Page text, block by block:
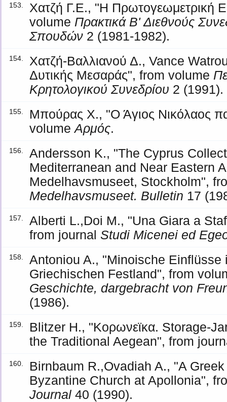
153.
Χατζή Γ.Ε., "Η Πρωτογεωμετρική
volume Πρακτικά Β' Διεθνούς
Σπουδών 2 (1981-1982).
154.
Χατζή-Βαλλιανού Δ., Vance
Δυτικής Μεσαράς", from volume
Κρητολογικού Συνεδρίου 2 (1991).
155.
Μπούρας Χ., "Ο Άγιος Νικόλαος
volumeΑρμός.
156.
Andersson K., "The Cyprus
Mediterranean and Near Eastern
Medelhavsmuseet, Stockholm",
Medelhavsmuseet. Bulletin 17
157.
Alberti L.,Doi M., "Una Giara a
from journalStudi Micenei ed
158.
Antoniou A., "Minoische
Griechischen Festland", from
Geschichte, dargebracht von
(1986).
159.
Blitzer H., "Κορωνεϊκα. Storage-
the Traditional Aegean", from
160.
Birnbaum R.,Ovadiah A., "A
Byzantine Church at Apollonia",
Journal 40 (1990).